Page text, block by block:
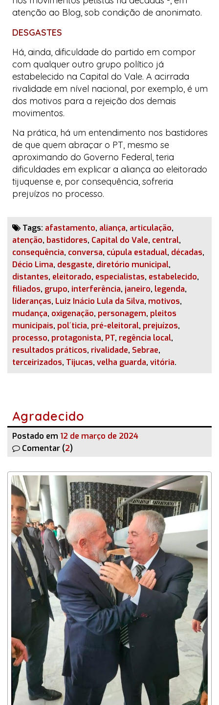
atenção ao Blog, sob condição de anonimato.
DESGASTES
Há, ainda, dificuldade do partido em compor
com qualquer outro grupo político já
estabelecido na Capital do Vale. A acirrada
rivalidade em nível nacional, por exemplo, é um
dos motivos para a rejeição dos demais
movimentos.
Na prática, há um entendimento nos bastidores
de que quem abraçar o PT, mesmo se
aproximando do Governo Federal, teria
dificuldades em explicar a aliança ao eleitorado
tijuquense e, por consequência, sofreria
prejuízos no processo.
Tags: afastamento, aliança, articulação,
atenção, bastidores, Capital do Vale, central,
consequência, conversa, cúpula estadual, décadas,
Décio Lima, desgaste, diretório municipal,
distantes, eleitorado, especialistas, estabelecido,
filiados, grupo, interferência, janeiro, legenda,
lideranças, Luiz Inácio Lula da Silva, motivos,
mudança, oxigenação, personagem, pleitos
municipais, pol´ticia, pré-eleitoral, prejuízos,
processo, protagonista, PT, regência local,
resultados práticos, rivalidade, Sebrae,
terceirizados, Tijucas, velha guarda, vitória.
Agradecido
Postado em 12 de março de 2024
Comentar (2)